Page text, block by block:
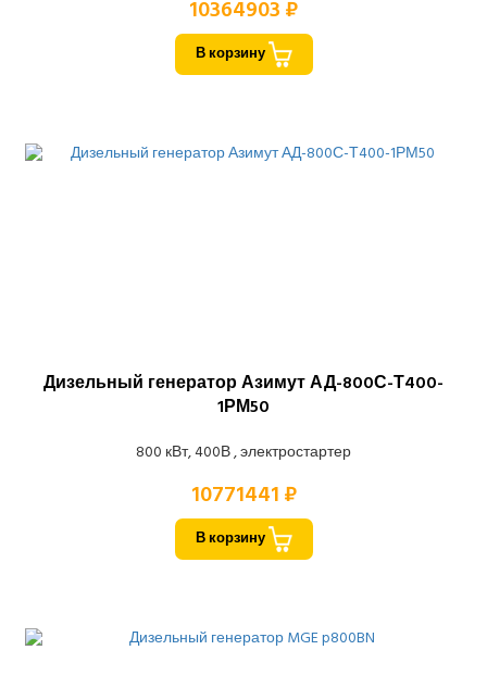
10364903 ₽
В корзину
Дизельный генератор Азимут АД-800С-Т400-
1РМ50
800 кВт, 400В , электростартер
10771441 ₽
В корзину